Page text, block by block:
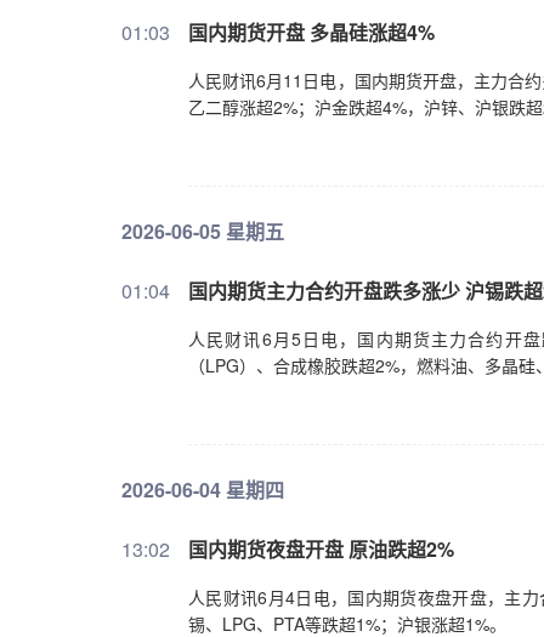
01:03 国内期货开盘 多晶硅涨超4%
人民财讯6月11日电，国内期货开盘，主力合
乙二醇涨超2%；沪金跌超4%，沪锌、沪银跌
2026-06-05 星期五
01:04 国内期货主力合约开盘跌多涨少 沪锡跌
人民财讯6月5日电，国内期货主力合约开
（LPG）、合成橡胶跌超2%，燃料油、多晶
2026-06-04 星期四
13:02 国内期货夜盘开盘 原油跌超2%
人民财讯6月4日电，国内期货夜盘开盘，主
锡、LPG、PTA等跌超1%；沪银涨超1%。